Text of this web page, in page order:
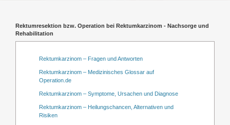
Rektumresektion bzw. Operation bei Rektumkarzinom - Nachsorge und
Rehabilitation
Rektumkarzinom – Fragen und Antworten
Rektumkarzinom – Medizinisches Glossar auf
Operation.de
Rektumkarzinom – Symptome, Ursachen und Diagnose
Rektumkarzinom – Heilungschancen, Alternativen und
Risiken